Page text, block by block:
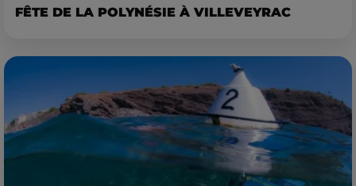
FÊTE DE LA POLYNÉSIE À VILLEVEYRAC